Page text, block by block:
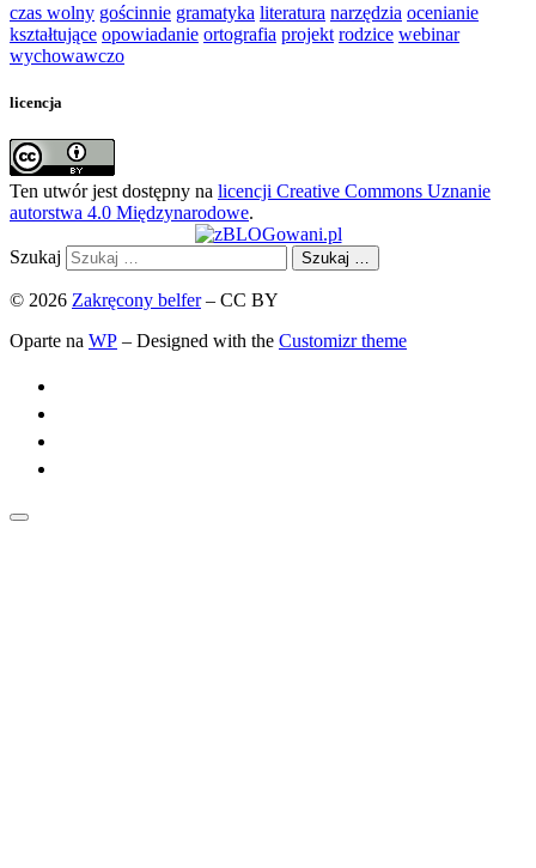
czas wolny gościnnie gramatyka literatura narzędzia ocenianie
kształtujące opowiadanie ortografia projekt rodzice webinar
wychowawczo
licencja
Ten utwór jest dostępny na licencji Creative Commons Uznanie
autorstwa 4.0 Międzynarodowe.
Szukaj Szukaj …
© 2026 Zakręcony belfer– CC BY
Oparte na WP – Designed with the Customizr theme